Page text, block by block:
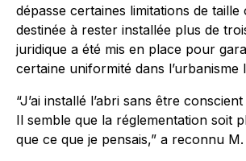
dépasse certaines limitations de taille
destinée à rester installée plus de
juridique a été mis en place pour
certaine uniformité dans l’urbanisme
“J’ai installé l’abri sans être
Il semble que la réglementation soit
que ce que je pensais,” a reconnu